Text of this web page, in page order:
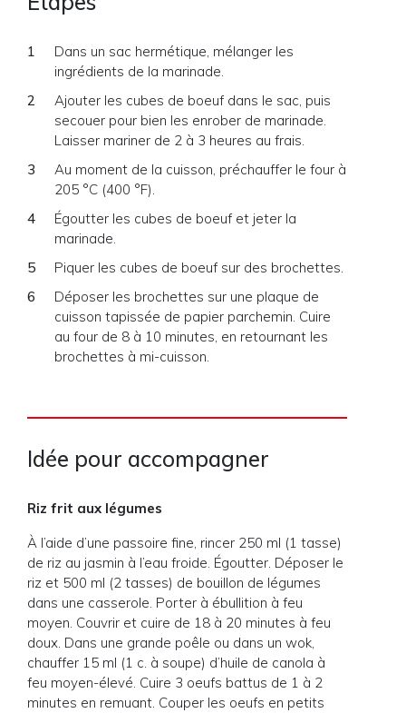
Dans un sac hermétique, mélanger les
ingrédients de la marinade.
Ajouter les cubes de boeuf dans le sac, puis
secouer pour bien les enrober de marinade.
Laisser mariner de 2 à 3 heures au frais.
Au moment de la cuisson, préchauffer le four à
205 °C (400 °F).
Égoutter les cubes de boeuf et jeter la
marinade.
Piquer les cubes de boeuf sur des brochettes.
Déposer les brochettes sur une plaque de
cuisson tapissée de papier parchemin. Cuire
au four de 8 à 10 minutes, en retournant les
brochettes à mi-cuisson.
Idée pour accompagner
Riz frit aux légumes
À l’aide d’une passoire fine, rincer 250 ml (1 tasse)
de riz au jasmin à l’eau froide. Égoutter. Déposer le
riz et 500 ml (2 tasses) de bouillon de légumes
dans une casserole. Porter à ébullition à feu
moyen. Couvrir et cuire de 18 à 20 minutes à feu
doux. Dans une grande poêle ou dans un wok,
chauffer 15 ml (1 c. à soupe) d’huile de canola à
feu moyen-élevé. Cuire 3 oeufs battus de 1 à 2
minutes en remuant. Couper les oeufs en petits